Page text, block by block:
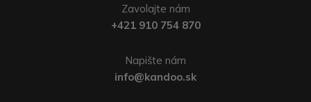
Zavolajte nám
+421 910 754 870
Napište nám
info@kandoo.sk